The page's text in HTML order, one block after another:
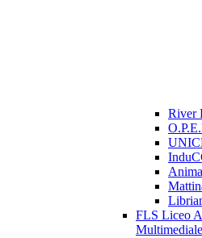
River
FLS Liceo
Multimediale